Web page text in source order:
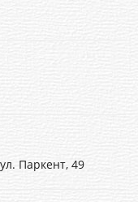
Паркент, 49